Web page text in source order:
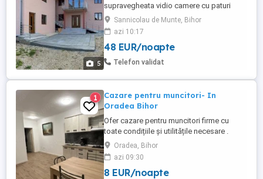
5
supravegheata vidio camere cu paturi
matrimoniale cu bai proprii wifi tv ciubar
,gratare , loc de gatit , si alte facilitati
camere pentru 2 si 3 persone camerele
dispun de incalzire reglabila dupa
preferintele cazatilor .pentru MUNCITORI
Sannicolau de Munte, Bihor
azi 10:17
48 EUR/noapte
Telefon validat
1
Cazare pentru muncitori- In
Oradea Bihor
Ofer cazare pentru muncitori firme cu
toate condițiile și utilitățile necesare .
Închiriez 4 Apartamente in aceeași curte
cu intrare separată.( fiecare apartament
dispune de 6 paturi single , Bucatarie, Baie
, TV , Masina de spălat , Wifi , Aragaz
Oradea, Bihor
azi 09:30
8 EUR/noapte